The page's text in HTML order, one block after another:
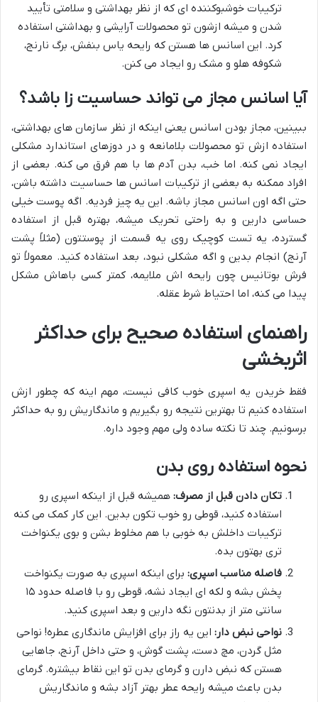
ترکیبات خوشبوکننده ای که از نظر بهداشتی و سلامتی تأیید
شدن و میشه ازشون تو محصولات آرایشی و بهداشتی استفاده
کرد. این اسانس ها هستن که رایحه یاس بنفش، برگ نارنج،
شکوفه هلو و مشک رو ایجاد می کنن.
آیا اسانس مجاز می تواند حساسیت زا باشد؟
ببینین، مجاز بودن اسانس یعنی اینکه از نظر سازمان های بهداشتی،
استفاده ازش تو محصولات بلامانعه و در دوزهای استاندارد مشکلی
ایجاد نمی کنه. اما خب، بدن آدم ها با هم فرق می کنه. بعضی از
افراد ممکنه به بعضی از ترکیبات اسانس ها حساسیت داشته باشن،
حتی اگه اون اسانس مجاز باشه. این یه چیز فردیه. اگه پوست خیلی
حساسی دارین و به راحتی تحریک میشه، بهتره قبل از استفاده
گسترده، یه تست کوچیک روی یه قسمت از پوستتون (مثلاً پشت
آرنج) انجام بدین و اگه مشکلی نبود، بعد استفاده کنید. معمولاً تو
فرش بوتانیس چون رایحه اش ملایمه، کمتر کسی باهاش مشکل
پیدا می کنه، اما احتیاط شرط عقله.
راهنمای استفاده صحیح برای حداکثر
اثربخشی
فقط خریدن یه اسپری خوب کافی نیست، مهم اینه که چطور ازش
استفاده کنیم تا بهترین نتیجه رو بگیریم و ماندگاریش رو به حداکثر
برسونیم. چند تا نکته ساده ولی مهم وجود داره.
نحوه استفاده روی بدن
تکان دادن قبل از مصرف: همیشه قبل از اینکه اسپری رو
استفاده کنید، قوطی رو خوب تکون بدین. این کار کمک می کنه
ترکیبات داخلش به خوبی با هم مخلوط بشن و بوی یکنواخت
تری بهتون بده.
فاصله مناسب اسپری: برای اینکه اسپری به صورت یکنواخت
پخش بشه و لکه ای ایجاد نشه، قوطی رو با فاصله حدود ۱۵
سانتی متر از بدنتون نگه دارین و بعد اسپری کنید.
نواحی نبض دار: این یه راز برای افزایش ماندگاری عطره! نواحی
مثل گردن، مچ دست، پشت گوش، و حتی داخل آرنج، جاهایی
هستن که نبض دارن و گرمای بدن تو این نقاط بیشتره. گرمای
بدن باعث میشه رایحه عطر بهتر آزاد بشه و ماندگاریش